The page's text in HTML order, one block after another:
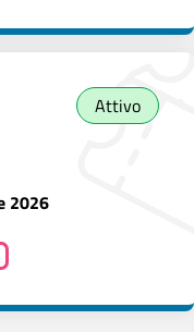
Attivo
2026